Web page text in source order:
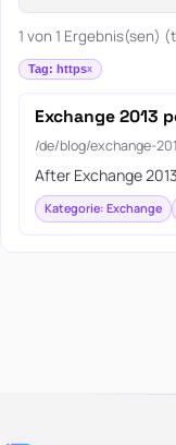
1 von 1 Ergebnis(sen)
Tag: https
Exchange 2013
/de/blog/exchange-
After Exchange
Kategorie: Exchange